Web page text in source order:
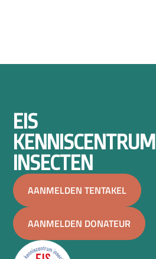
EIS
KENNISCENTRUM
INSECTEN
AANMELDEN TENTAKEL
AANMELDEN DONATEUR